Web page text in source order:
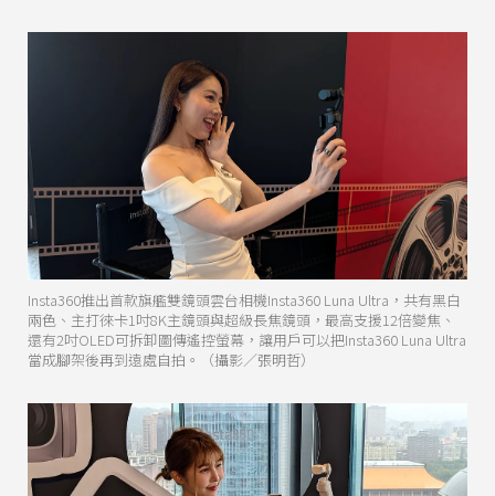
Insta360推出首款旗艦雙鏡頭雲台相機Insta360 Luna Ultra，共有黑白
兩色、主打徠卡1吋8K主鏡頭與超級長焦鏡頭，最高支援12倍變焦、
還有2吋OLED可拆卸圖傳遙控螢幕，讓用戶可以把Insta360 Luna Ultra
當成腳架後再到遠處自拍。（攝影／張明哲）